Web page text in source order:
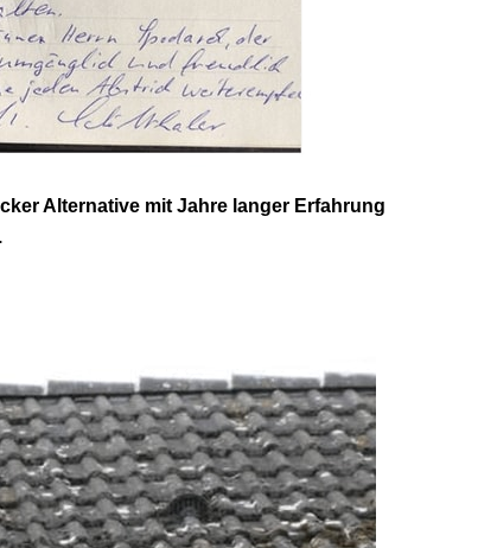
Alternative mit Jahre langer Erfahrung